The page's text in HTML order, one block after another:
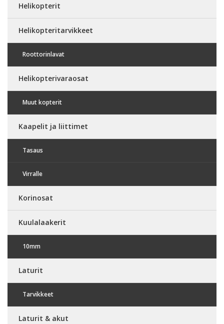
Helikopterit
Helikopteritarvikkeet
Roottorinlavat
Helikopterivaraosat
Muut kopterit
Kaapelit ja liittimet
Tasaus
Virralle
Korinosat
Kuulalaakerit
10mm
Laturit
Tarvikkeet
Laturit & akut